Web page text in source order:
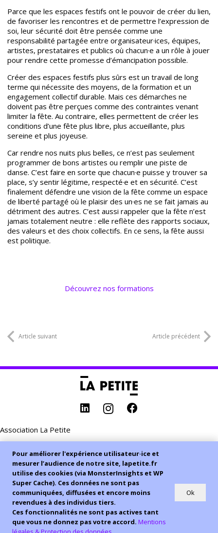
Parce que les espaces festifs ont le pouvoir de créer du lien,
de favoriser les rencontres et de permettre l’expression de
soi, leur sécurité doit être pensée comme une
responsabilité partagée entre organisateur·ices, équipes,
artistes, prestataires et publics où chacun·e a un rôle à jouer
pour rendre cette promesse d’émancipation possible.
Créer des espaces festifs plus sûrs est un travail de long
terme qui nécessite des moyens, de la formation et un
engagement collectif durable. Mais ces démarches ne
doivent pas être perçues comme des contraintes venant
limiter la fête. Au contraire, elles permettent de créer les
conditions d’une fête plus libre, plus accueillante, plus
sereine et plus joyeuse.
Car rendre nos nuits plus belles, ce n’est pas seulement
programmer de bons artistes ou remplir une piste de
danse. C’est faire en sorte que chacun·e puisse y trouver sa
place, s’y sentir légitime, respecté·e et en sécurité. C’est
finalement défendre une vision de la fête comme un espace
de liberté partagé où le plaisir des un·es ne se fait jamais au
détriment des autres. C’est aussi rappeler que la fête n’est
jamais totalement neutre : elle reflète des rapports sociaux,
des valeurs et des choix collectifs. En ce sens, la fête aussi
est politique.
Découvrez nos formations
Article suivant Article précédent
Association La Petite
Adhésion
Organisme de Formation
Prendre rdv
Tous droits réservés – 2026
Pour améliorer l'expérience utilisateur·ice et
mesurer l’audience de notre site, lapetite.fr
utilise des cookies (via MonsterInsights et WP
Super Cache). Ces données ne sont pas
communiquées, diffusées et encore moins
revendues à des individus tiers.
Ces fonctionnalités ne sont pas actives tant
que vous ne donnez pas votre accord. Mentions
Ok